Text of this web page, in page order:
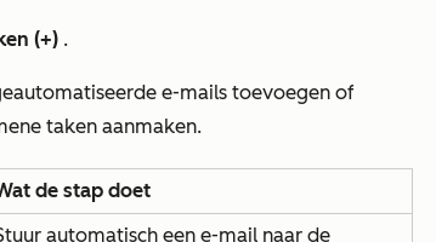
(+) .
e-mails toevoegen of
taken aanmaken.
de stap doet
automatisch een e-mail naar de